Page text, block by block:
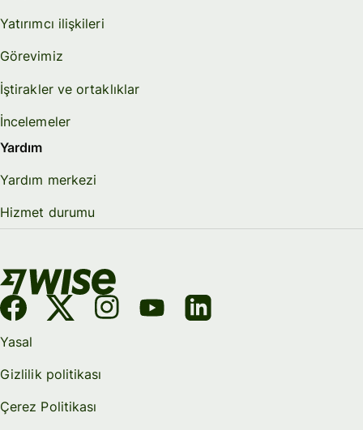
Yatırımcı ilişkileri
Görevimiz
İştirakler ve ortaklıklar
İncelemeler
Yardım
Yardım merkezi
Hizmet durumu
Yasal
Gizlilik politikası
Çerez Politikası